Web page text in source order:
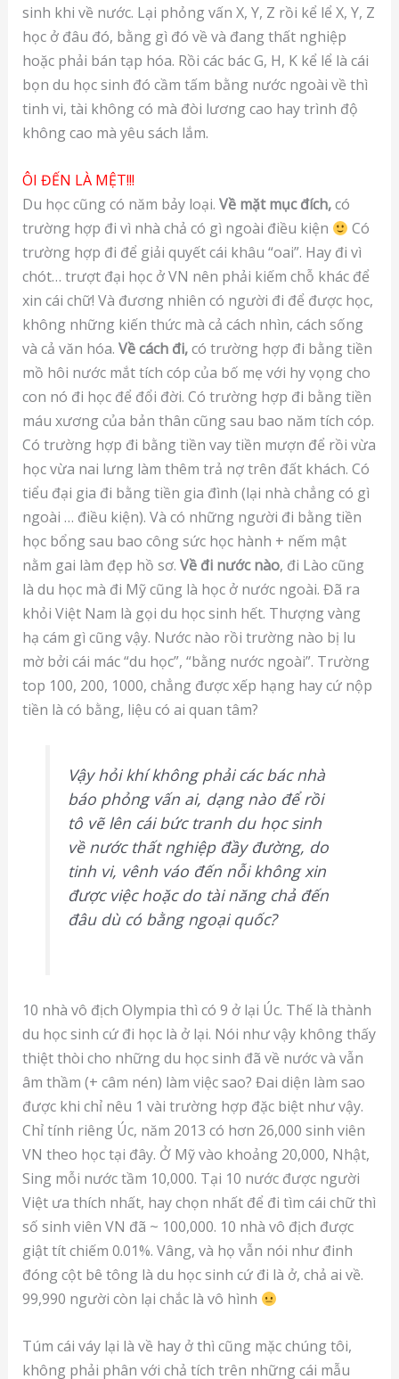
sinh khi về nước. Lại phỏng vấn X, Y, Z rồi kể lể X, Y, Z
học ở đâu đó, bằng gì đó về và đang thất nghiệp
hoặc phải bán tạp hóa. Rồi các bác G, H, K kể lể là cái
bọn du học sinh đó cầm tấm bằng nước ngoài về thì
tinh vi, tài không có mà đòi lương cao hay trình độ
không cao mà yêu sách lắm.
ÔI ĐẾN LÀ MỆT!!!
Du học cũng có năm bảy loại. Về mặt mục đích,có
trường hợp đi vì nhà chả có gì ngoài điều kiện
Có
trường hợp đi để giải quyết cái khâu “oai”. Hay đi vì
chót… trượt đại học ở VN nên phải kiếm chỗ khác để
xin cái chữ! Và đương nhiên có người đi để được học,
không những kiến thức mà cả cách nhìn, cách sống
và cả văn hóa. Về cách đi,có trường hợp đi bằng tiền
mồ hôi nước mắt tích cóp của bố mẹ với hy vọng cho
con nó đi học để đổi đời. Có trường hợp đi bằng tiền
máu xương của bản thân cũng sau bao năm tích cóp.
Có trường hợp đi bằng tiền vay tiền mượn để rồi vừa
học vừa nai lưng làm thêm trả nợ trên đất khách. Có
tiểu đại gia đi bằng tiền gia đình (lại nhà chẳng có gì
ngoài … điều kiện). Và có những người đi bằng tiền
học bổng sau bao công sức học hành + nếm mật
nằm gai làm đẹp hồ sơ. Về đi nước nào, đi Lào cũng
là du học mà đi Mỹ cũng là học ở nước ngoài. Đã ra
khỏi Việt Nam là gọi du học sinh hết. Thượng vàng
hạ cám gì cũng vậy. Nước nào rồi trường nào bị lu
mờ bởi cái mác “du học”, “bằng nước ngoài”. Trường
top 100, 200, 1000, chẳng được xếp hạng hay cứ nộp
tiền là có bằng, liệu có ai quan tâm?
Vậy hỏi khí không phải các bác nhà
báo phỏng vấn ai, dạng nào để rồi
tô vẽ lên cái bức tranh du học sinh
về nước thất nghiệp đầy đường, do
tinh vi, vênh váo đến nỗi không xin
được việc hoặc do tài năng chả đến
đâu dù có bằng ngoại quốc?
10 nhà vô địch Olympia thì có 9 ở lại Úc. Thế là thành
du học sinh cứ đi học là ở lại. Nói như vậy không thấy
thiệt thòi cho những du học sinh đã về nước và vẫn
âm thầm (+ câm nén) làm việc sao? Đai diện làm sao
được khi chỉ nêu 1 vài trường hợp đặc biệt như vậy.
Chỉ tính riêng Úc, năm 2013 có hơn 26,000 sinh viên
VN theo học tại đây. Ở Mỹ vào khoảng 20,000, Nhật,
Sing mỗi nước tầm 10,000. Tại 10 nước được người
Việt ưa thích nhất, hay chọn nhất để đi tìm cái chữ thì
số sinh viên VN đã ~ 100,000. 10 nhà vô địch được
giật tít chiếm 0.01%. Vâng, và họ vẫn nói như đinh
đóng cột bê tông là du học sinh cứ đi là ở, chả ai về.
99,990 người còn lại chắc là vô hình
Túm cái váy lại là về hay ở thì cũng mặc chúng tôi,
không phải phân với chả tích trên những cái mẫu